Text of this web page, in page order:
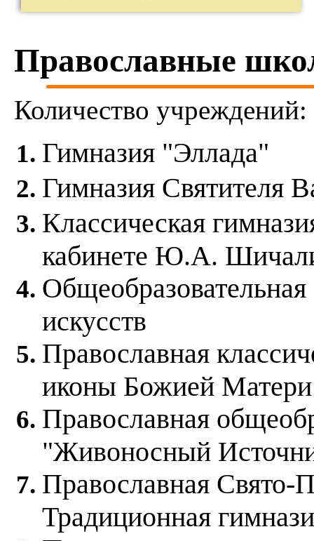
Православные
Количество учреждений:
Гимназия "Эллада"
Гимназия Святителя
Классическая
кабинете Ю.А.
искусств
Православная
иконы Божией
Православная
"Живоносный
Православная Свято-
Традиционная